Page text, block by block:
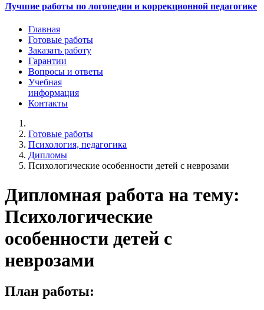
Лучшие работы по логопедии и коррекционной педагогике
Главная
Готовые работы
Заказать работу
Гарантии
Вопросы и ответы
Учебная
информация
Контакты
Готовые работы
Психология, педагогика
Дипломы
Психологические особенности детей с неврозами
Дипломная работа на тему:
Психологические
особенности детей с
неврозами
План работы: